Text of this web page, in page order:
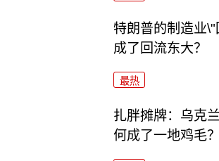
特朗普的制造业
成了回流东大？
最热
扎胖摊牌：乌克
何成了一地鸡毛？